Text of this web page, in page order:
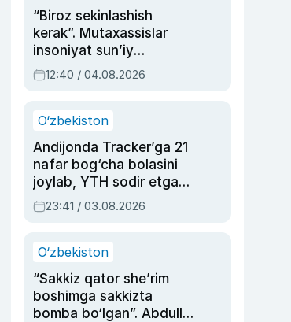
“Biroz sekinlashish
kerak”. Mutaxassislar
insoniyat sun’iy
intellektni boshqara
olmay qolishidan xavotir
12:40 / 04.08.2026
O‘zbekiston
Andijonda Tracker’ga 21
nafar bog‘cha bolasini
joylab, YTH sodir etgan
ayolga sud hukmi o‘qildi
23:41 / 03.08.2026
O‘zbekiston
“Sakkiz qator she’rim
boshimga sakkizta
bomba bo‘lgan”. Abdulla